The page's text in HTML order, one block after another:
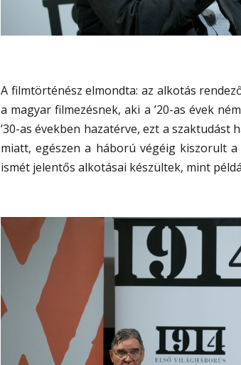
A filmtörténész elmondta: az alkotás
a magyar filmezésnek, aki a ’20-as évek
’30-as években hazatérve, ezt a szaktudást
miatt, egészen a háború végéig kiszorult a
ismét jelentős alkotásai készültek, mint